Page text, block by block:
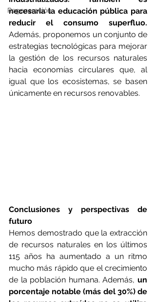
Regeneración
necesaria la educación pública para
reducir el consumo superfluo.
Además, proponemos un conjunto de
estrategias tecnológicas para mejorar
la gestión de los recursos naturales
hacia economías circulares que, al
igual que los ecosistemas, se basen
únicamente en recursos renovables.
Conclusiones y perspectivas de
futuro
Hemos demostrado que la extracción
de recursos naturales en los últimos
115 años ha aumentado a un ritmo
mucho más rápido que el crecimiento
de la población humana. Además, un
porcentaje notable (más del 30%) de